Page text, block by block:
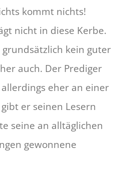
kommt nichts!
nicht in diese Kerbe.
grundsätzlich kein guter
auch. Der Prediger
eher an einer
er seinen Lesern
seine an alltäglichen
gewonnene